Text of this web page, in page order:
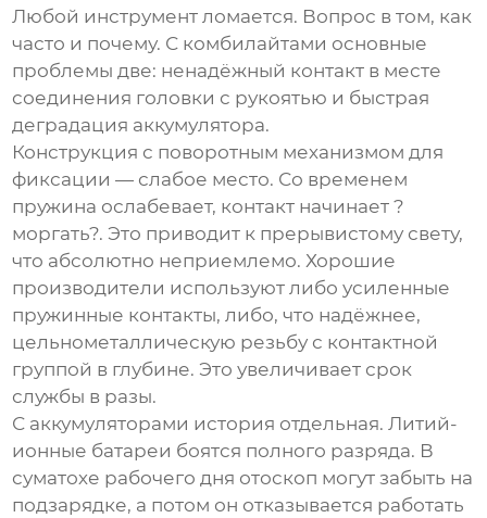
Любой инструмент ломается. Вопрос в том, как
часто и почему. С комбилайтами основные
проблемы две: ненадёжный контакт в месте
соединения головки с рукоятью и быстрая
деградация аккумулятора.
Конструкция с поворотным механизмом для
фиксации — слабое место. Со временем
пружина ослабевает, контакт начинает ?
моргать?. Это приводит к прерывистому свету,
что абсолютно неприемлемо. Хорошие
производители используют либо усиленные
пружинные контакты, либо, что надёжнее,
цельнометаллическую резьбу с контактной
группой в глубине. Это увеличивает срок
службы в разы.
С аккумуляторами история отдельная. Литий-
ионные батареи боятся полного разряда. В
суматохе рабочего дня отоскоп могут забыть на
подзарядке, а потом он отказывается работать